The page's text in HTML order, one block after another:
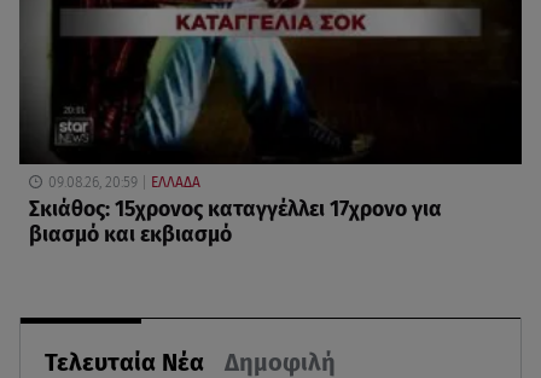
Τελευταία Νέα Δημοφιλή
09.08.26, 20:59 ΕΛΛΑΔΑ
Σκιάθος: 15χρονος καταγγέλλει 17χρονο για
βιασμό και εκβιασμό